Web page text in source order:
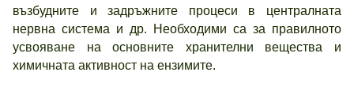
възбудните и задръжните процеси в централната
нервна система и др. Необходими са за правилното
усвояване на основните хранителни вещества и
химичната активност на ензимите.